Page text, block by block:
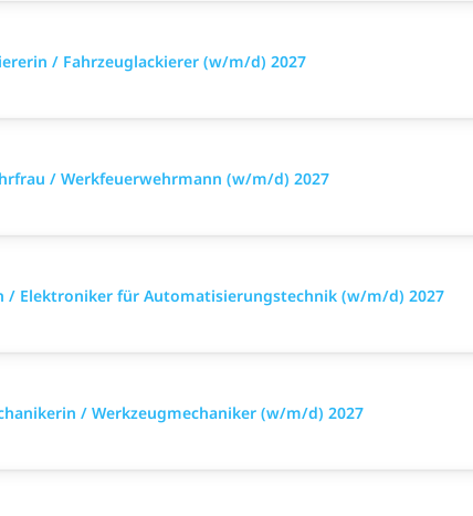
/ Fahrzeuglackierer (w/m/d) 2027
/ Werkfeuerwehrmann (w/m/d) 2027
/ Elektroniker für Automatisierungstechnik (w/m/d) 2027
/ Werkzeugmechaniker (w/m/d) 2027